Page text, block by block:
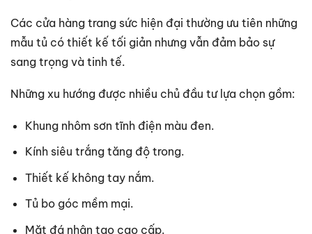
Các cửa hàng trang sức hiện đại thường ưu tiên những
mẫu tủ có thiết kế tối giản nhưng vẫn đảm bảo sự
sang trọng và tinh tế.
Những xu hướng được nhiều chủ đầu tư lựa chọn gồm:
Khung nhôm sơn tĩnh điện màu đen.
Kính siêu trắng tăng độ trong.
Thiết kế không tay nắm.
Tủ bo góc mềm mại.
Mặt đá nhân tạo cao cấp.